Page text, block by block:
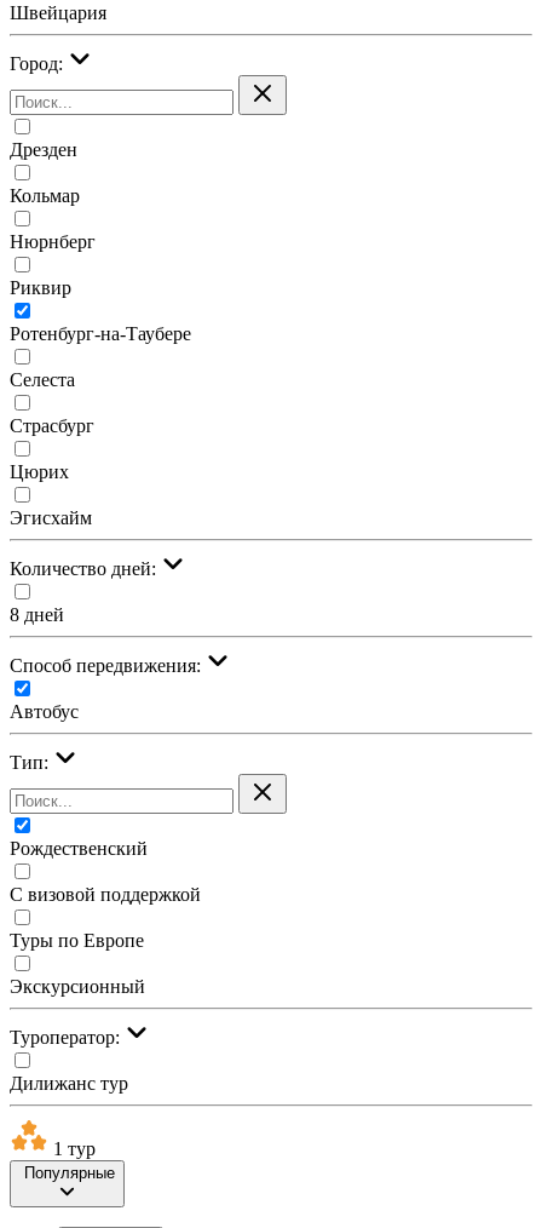
Швейцария
Город:
Дрезден
Кольмар
Нюрнберг
Риквир
Ротенбург-на-Таубере
Селеста
Страсбург
Цюрих
Эгисхайм
Количество дней:
8 дней
Cпособ передвижения:
Автобус
Тип:
Рождественский
С визовой поддержкой
Туры по Европе
Экскурсионный
Туроператор:
Дилижанс тур
1 тур
Популярные